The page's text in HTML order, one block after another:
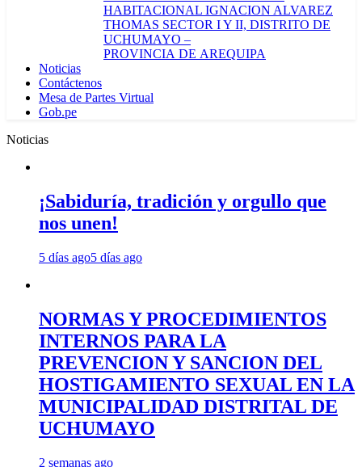
HABITACIONAL IGNACION ALVAREZ
THOMAS SECTOR I Y II, DISTRITO DE
UCHUMAYO –
PROVINCIA DE AREQUIPA
Noticias
Contáctenos
Mesa de Partes Virtual
Gob.pe
Noticias
¡Sabiduría, tradición y orgullo que
nos unen!
5 días ago5 días ago
NORMAS Y PROCEDIMIENTOS
INTERNOS PARA LA
PREVENCION Y SANCION DEL
HOSTIGAMIENTO SEXUAL EN LA
MUNICIPALIDAD DISTRITAL DE
UCHUMAYO
2 semanas ago